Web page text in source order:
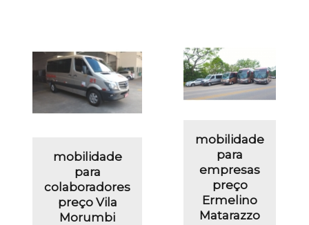
mobilidade
para
colaboradores
preço Vila
Morumbi
mobilidade
para
empresas
preço
Ermelino
Matarazzo